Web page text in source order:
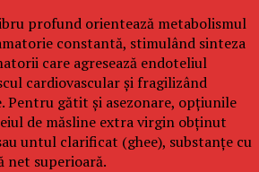
profund orientează metabolismul
constantă, stimulând sinteza
care agresează endoteliul
cardiovascular și fragilizând
Pentru gătit și asezonare, opțiunile
de măsline extra virgin obținut
untul clarificat (ghee), substanțe cu
net superioară.